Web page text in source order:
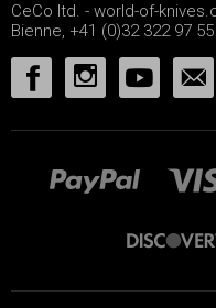
CeCo ltd. - world-of-
Bienne, +41 (0)32 322 97 55